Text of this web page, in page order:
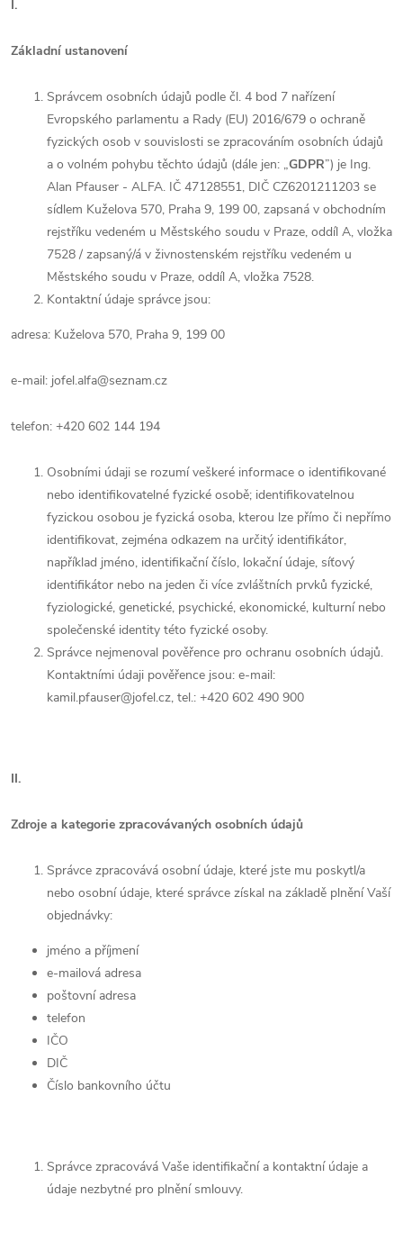
I.
Základní ustanovení
Správcem osobních údajů podle čl. 4 bod 7 nařízení
Evropského parlamentu a Rady (EU) 2016/679 o ochraně
fyzických osob v souvislosti se zpracováním osobních údajů
a o volném pohybu těchto údajů (dále jen: „GDPR”) je Ing.
Alan Pfauser - ALFA. IČ 47128551, DIČ CZ6201211203 se
sídlem Kuželova 570, Praha 9, 199 00, zapsaná v obchodním
rejstříku vedeném u Městského soudu v Praze, oddíl A, vložka
7528 / zapsaný/á v živnostenském rejstříku vedeném u
Městského soudu v Praze, oddíl A, vložka 7528.
Kontaktní údaje správce jsou:
adresa: Kuželova 570, Praha 9, 199 00
e-mail: jofel.alfa@seznam.cz
telefon: +420 602 144 194
Osobními údaji se rozumí veškeré informace o identifikované
nebo identifikovatelné fyzické osobě; identifikovatelnou
fyzickou osobou je fyzická osoba, kterou lze přímo či nepřímo
identifikovat, zejména odkazem na určitý identifikátor,
například jméno, identifikační číslo, lokační údaje, síťový
identifikátor nebo na jeden či více zvláštních prvků fyzické,
fyziologické, genetické, psychické, ekonomické, kulturní nebo
společenské identity této fyzické osoby.
Správce nejmenoval pověřence pro ochranu osobních údajů.
Kontaktními údaji pověřence jsou: e-mail:
kamil.pfauser@jofel.cz, tel.: +420 602 490 900
II.
Zdroje a kategorie zpracovávaných osobních údajů
Správce zpracovává osobní údaje, které jste mu poskytl/a
nebo osobní údaje, které správce získal na základě plnění Vaší
objednávky:
jméno a příjmení
e-mailová adresa
poštovní adresa
telefon
IČO
DIČ
Číslo bankovního účtu
Správce zpracovává Vaše identifikační a kontaktní údaje a
údaje nezbytné pro plnění smlouvy.